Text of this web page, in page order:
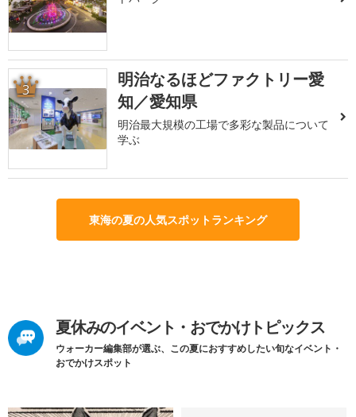
3
明治なるほどファクトリー愛
知／愛知県
明治最大規模の工場で多彩な製品について
学ぶ
東海の夏の人気スポットランキング
夏休みのイベント・おでかけトピックス
ウォーカー編集部が選ぶ、この夏におすすめしたい旬なイベント・
おでかけスポット